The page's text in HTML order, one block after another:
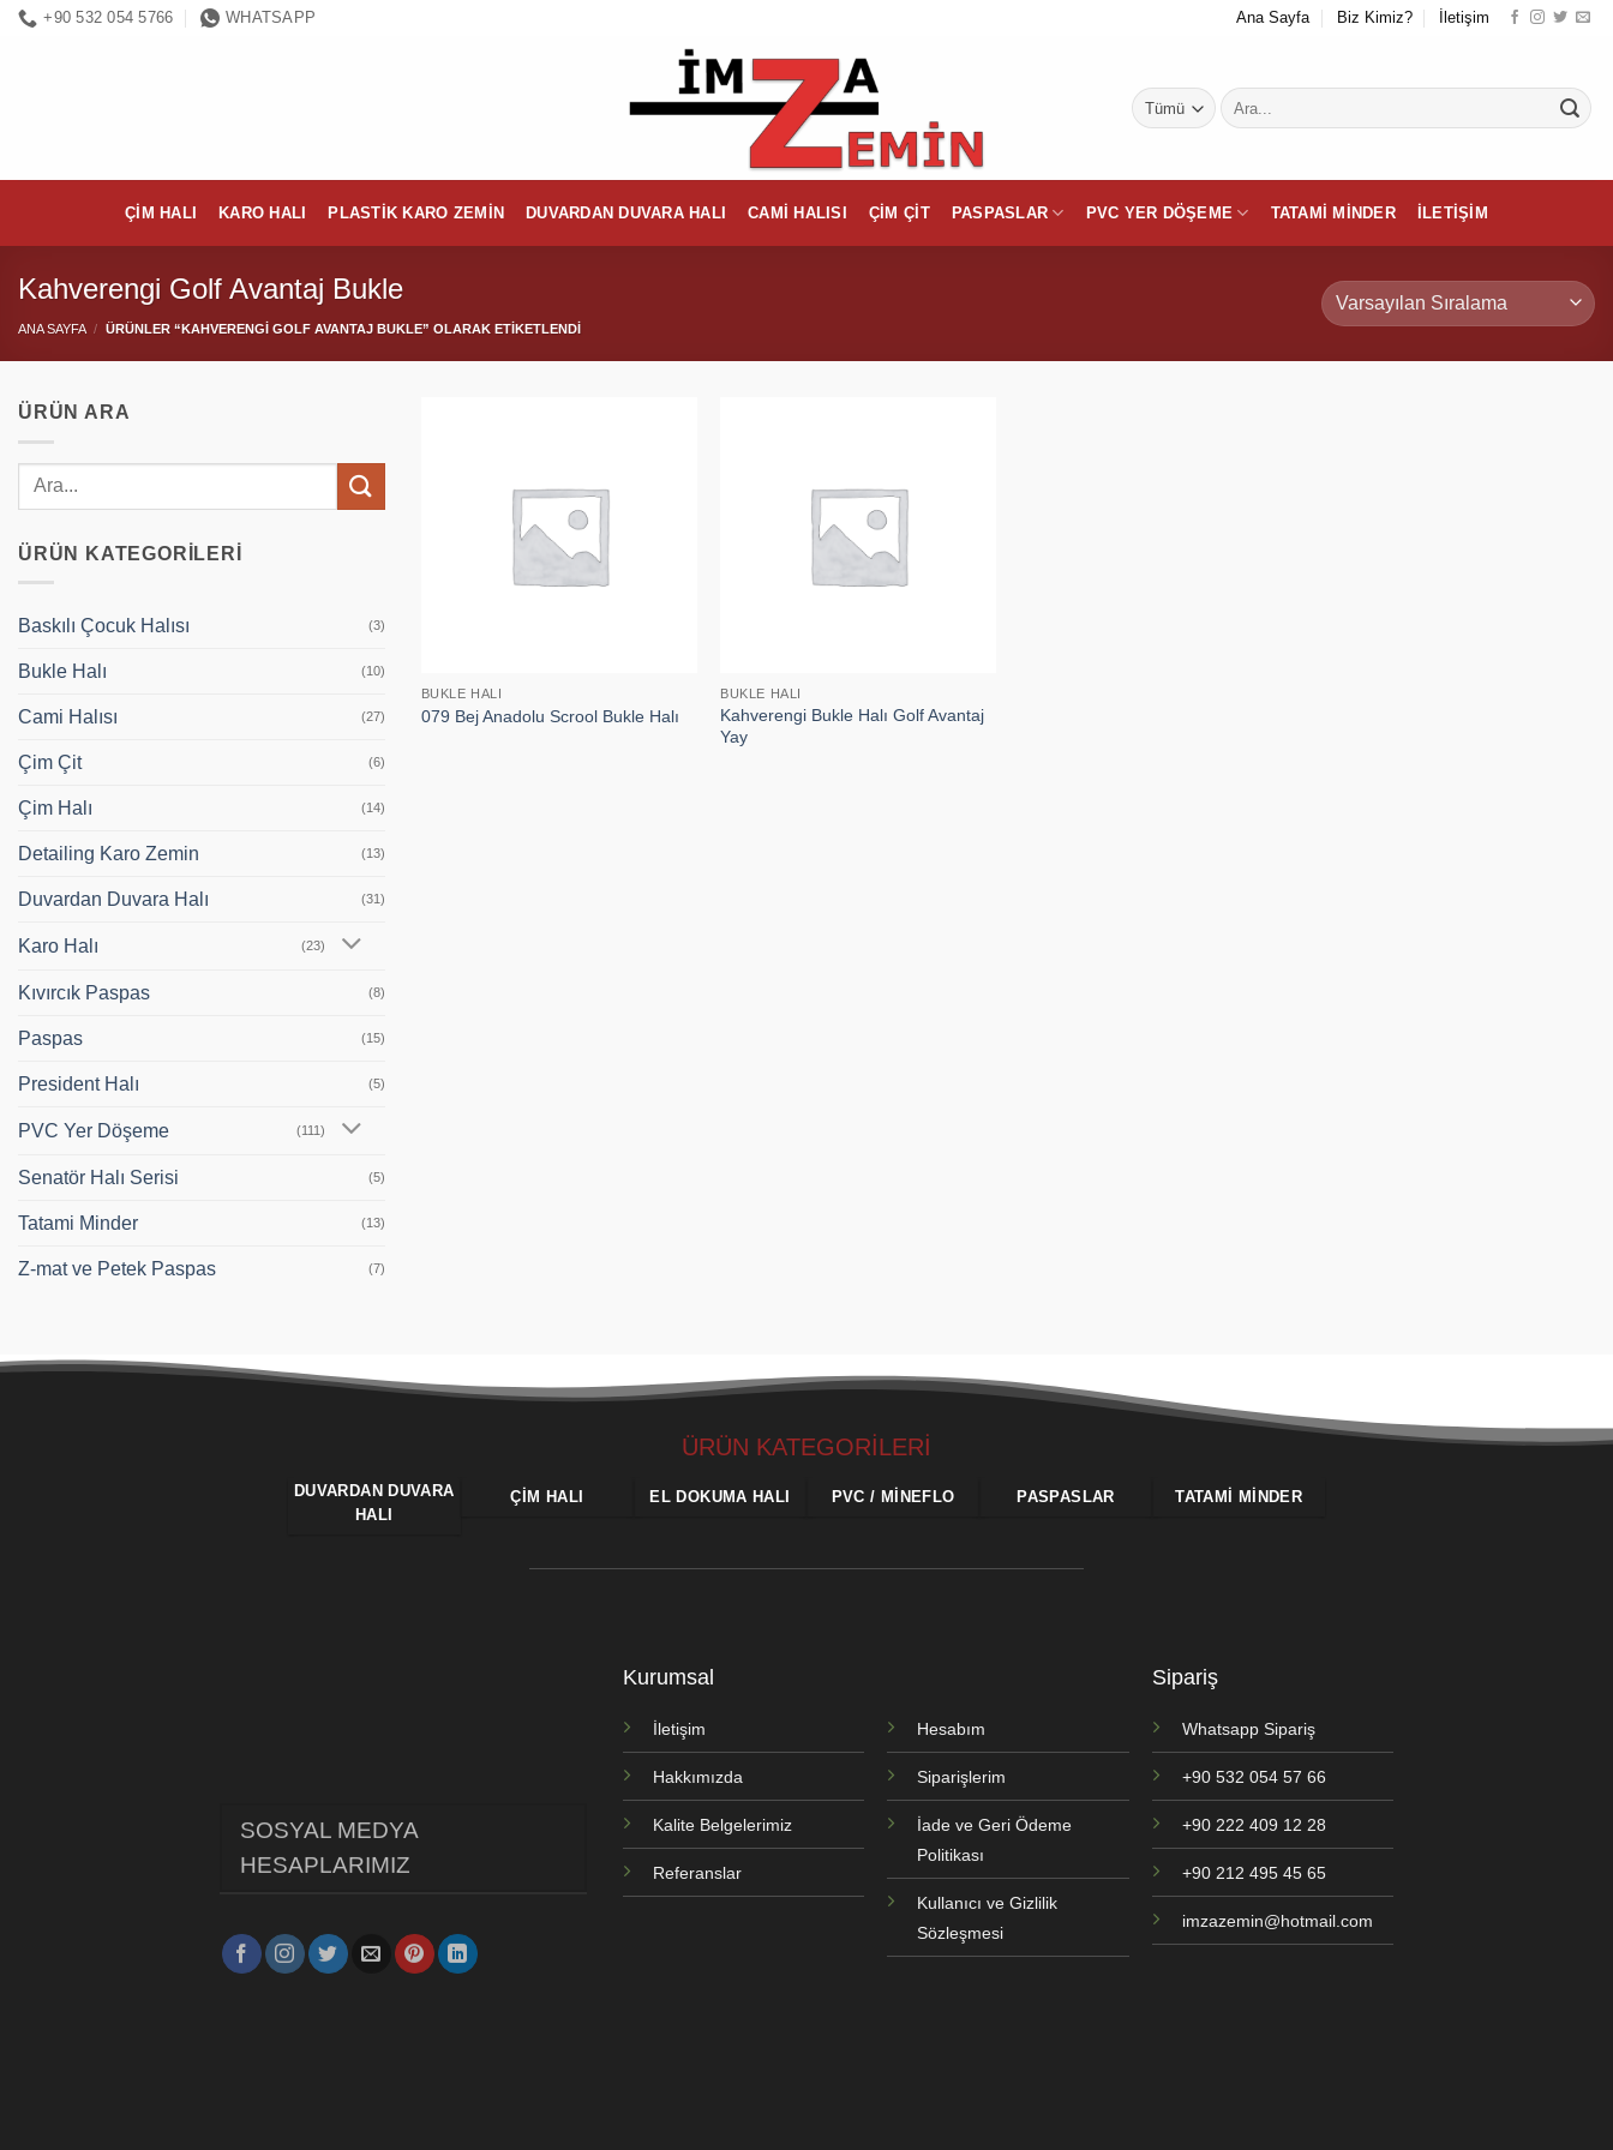
İçeriğe+90 532 054 5766 WHATSAPP Ana Sayfa Biz Kimiz? İletişim
Ara:
ÇIM HALI KARO HALI PLASTIK KARO ZEMIN DUVARDAN DUVARA HALI CAMI HALISI ÇIM ÇIT PASPASLAR PVC YER DÖŞEME TATAMI MINDER İLETIŞIM
Kahverengi Golf Avantaj Bukle
ANA SAYFA / ÜRÜNLER “KAHVERENGI GOLF AVANTAJ BUKLE” OLARAK ETIKETLENDI
ÜRÜN ARA
ÜRÜN KATEGORILERI
Baskılı Çocuk Halısı (3)
Bukle Halı (10)
Cami Halısı (27)
Çim Çit (6)
Çim Halı (14)
Detailing Karo Zemin (13)
Duvardan Duvara Halı (31)
Karo Halı (23)
Kıvırcık Paspas (8)
Paspas (15)
President Halı (5)
PVC Yer Döşeme (111)
Senatör Halı Serisi (5)
Tatami Minder (13)
Z-mat ve Petek Paspas (7)
BUKLE HALI
079 Bej Anadolu Scrool Bukle Halı
BUKLE HALI
Kahverengi Bukle Halı Golf Avantaj
Yay
ÜRÜN KATEGORİLERİ
DUVARDAN DUVARA
HALI
ÇIM HALI EL DOKUMA HALI PVC / MINEFLO PASPASLAR TATAMI MINDER
SOSYAL MEDYA
HESAPLARIMIZ
Kurumsal
İletişim
Hakkımızda
Kalite Belgelerimiz
Referanslar
Hesabım
Siparişlerim
İade ve Geri Ödeme
Politikası
Kullanıcı ve Gizlilik
Sözleşmesi
Sipariş
Whatsapp Sipariş
+90 532 054 57 66
+90 222 409 12 28
+90 212 495 45 65
imzazemin@hotmail.com